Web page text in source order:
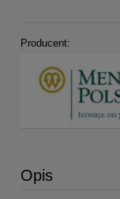
Producent:
Opis